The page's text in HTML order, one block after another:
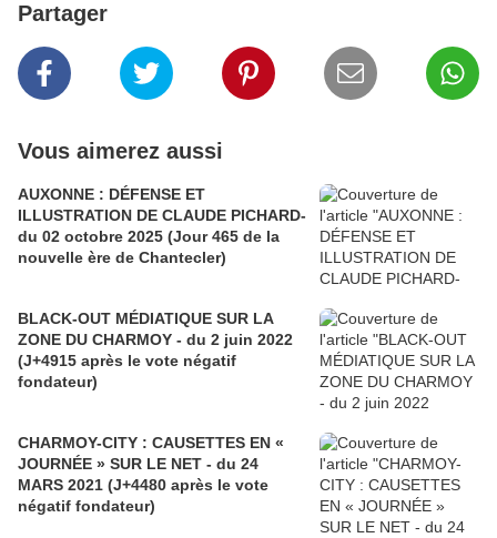
Partager
Vous aimerez aussi
AUXONNE : DÉFENSE ET
ILLUSTRATION DE CLAUDE PICHARD-
du 02 octobre 2025 (Jour 465 de la
nouvelle ère de Chantecler)
BLACK-OUT MÉDIATIQUE SUR LA
ZONE DU CHARMOY - du 2 juin 2022
(J+4915 après le vote négatif
fondateur)
CHARMOY-CITY : CAUSETTES EN «
JOURNÉE » SUR LE NET - du 24
MARS 2021 (J+4480 après le vote
négatif fondateur)